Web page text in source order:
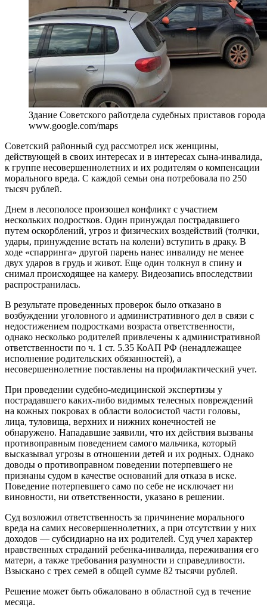
Здание Советского райотдела судебных приставов
www.google.com/maps
Советский районный суд рассмотрел иск женщины,
действующей в своих интересах и в интересах сына-инвалида,
к группе несовершеннолетних и их родителям о компенсации
морального вреда. С каждой семьи она потребовала по 250
тысяч рублей.
Днем в лесополосе произошел конфликт с участием
нескольких подростков. Один принуждал пострадавшего
путем оскорблений, угроз и физических воздействий (толчки,
удары, принуждение встать на колени) вступить в драку. В
ходе «спарринга» другой парень нанес инвалиду не менее
двух ударов в грудь и живот. Еще один толкнул в спину и
снимал происходящее на камеру. Видеозапись впоследствии
распространилась.
В результате проведенных проверок было отказано в
возбуждении уголовного и административного дел в связи с
недостижением подростками возраста ответственности,
однако несколько родителей привлечены к административной
ответственности по ч. 1 ст. 5.35 КоАП РФ (ненадлежащее
исполнение родительских обязанностей), а
несовершеннолетние поставлены на профилактический учет.
При проведении судебно-медицинской экспертизы у
пострадавшего каких-либо видимых телесных повреждений
на кожных покровах в области волосистой части головы,
лица, туловища, верхних и нижних конечностей не
обнаружено. Нападавшие заявили, что их действия вызваны
противоправным поведением самого мальчика, который
высказывал угрозы в отношении детей и их родных. Однако
доводы о противоправном поведении потерпевшего не
признаны судом в качестве оснований для отказа в иске.
Поведение потерпевшего само по себе не исключает ни
виновности, ни ответственности, указано в решении.
Суд возложил ответственность за причинение морального
вреда на самих несовершеннолетних, а при отсутствии у них
доходов — субсидиарно на их родителей. Суд учел характер
нравственных страданий ребенка-инвалида, переживания его
матери, а также требования разумности и справедливости.
Взыскано с трех семей в общей сумме 82 тысячи рублей.
Решение может быть обжаловано в областной суд в течение
месяца.